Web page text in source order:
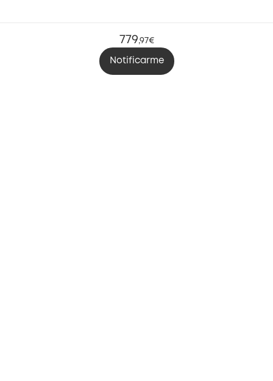
779,97€
Notificarme